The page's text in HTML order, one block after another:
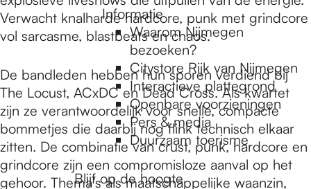
Informatie
Waarom Nijmegen
bezoeken?
Citystore Rijk van Nijmegen
Interactieve plattegrond
Openbare voorzieningen
Pers & media
Duurzaam toerisme
Blijf op de hoogte
Verwacht knalharde hardcore, punk met grindcore
vol sarcasme, blastbeats en chaos.
De bandleden hebben hun sporen verdiend bij
The Locust, ACxDC en Dead Cross. Als kwartet
zijn ze verantwoordelijk voor snelle, compacte
bommetjes die daarbij nog flink technisch elkaar
zitten. De combinatie van crust, punk, hardcore en
grindcore zijn een compromisloze aanval op het
gehoor. Thema’s als maatschappelijke waanzin,